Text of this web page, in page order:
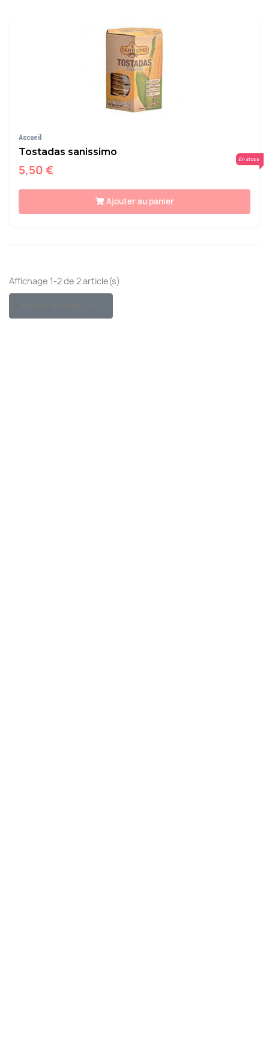
Accueil
Tostadas sanissimo
5,50 €
En stock
Ajouter au panier
Affichage 1-2 de 2 article(s)